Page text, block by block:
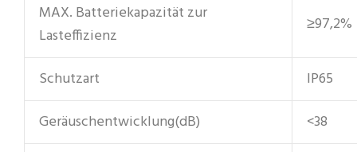
MAX. Batteriekapazität zur
Lasteffizienz
≥97,2%
Schutzart
IP65
Geräuschentwicklung(dB)
<38